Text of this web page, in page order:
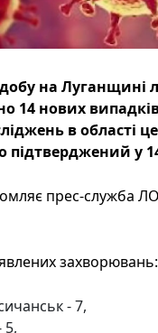
на Луганщині
14 нових
в області
підтверджений у
прес-служба
захворювань:
- 7,
5,